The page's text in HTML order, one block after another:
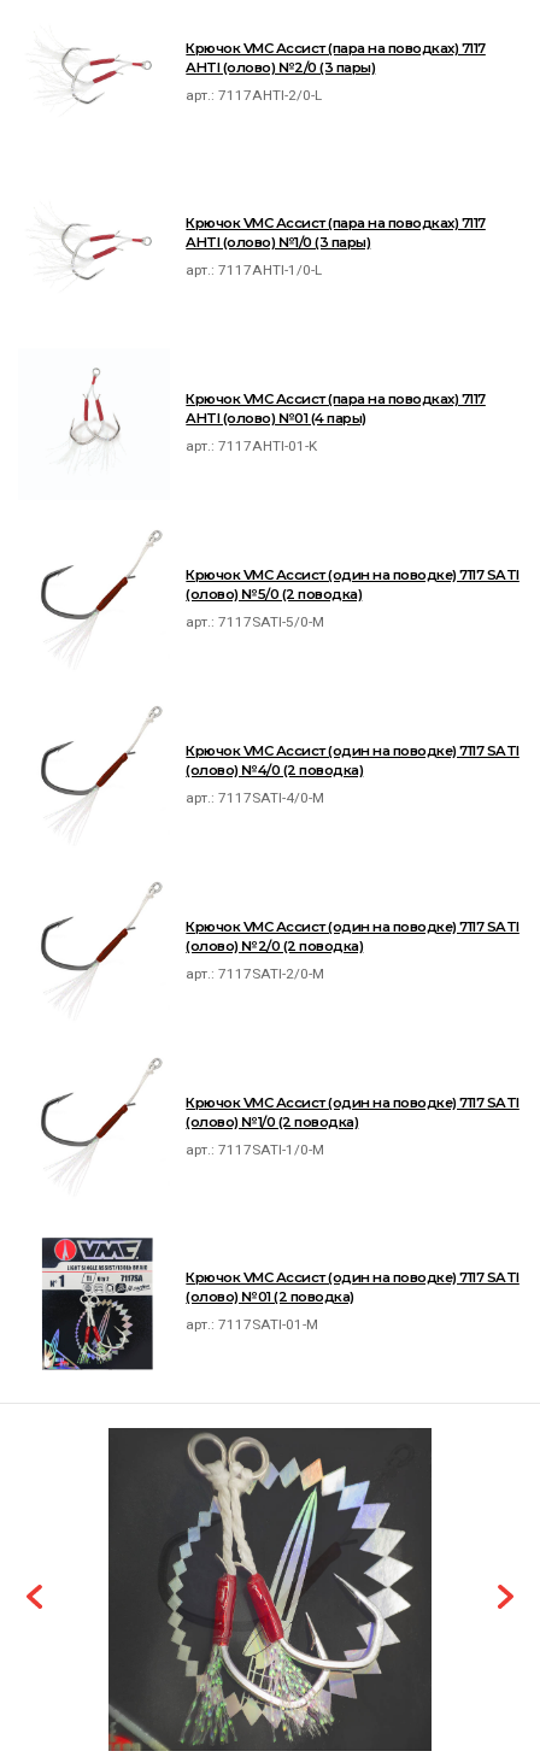
Крючок VMC Ассист (пара на поводках) 7117
AHTI (олово) №2/0 (3 пары)
арт.:7117AHTI-2/0-L
Крючок VMC Ассист (пара на поводках) 7117
AHTI (олово) №1/0 (3 пары)
арт.:7117AHTI-1/0-L
Крючок VMC Ассист (пара на поводках) 7117
AHTI (олово) №01 (4 пары)
арт.:7117AHTI-01-K
Крючок VMC Ассист (один на поводке) 7117 SATI
(олово) №5/0 (2 поводка)
арт.:7117SATI-5/0-M
Крючок VMC Ассист (один на поводке) 7117 SATI
(олово) №4/0 (2 поводка)
арт.:7117SATI-4/0-M
Крючок VMC Ассист (один на поводке) 7117 SATI
(олово) №2/0 (2 поводка)
арт.:7117SATI-2/0-M
Крючок VMC Ассист (один на поводке) 7117 SATI
(олово) №1/0 (2 поводка)
арт.:7117SATI-1/0-M
Крючок VMC Ассист (один на поводке) 7117 SATI
(олово) №01 (2 поводка)
арт.:7117SATI-01-M